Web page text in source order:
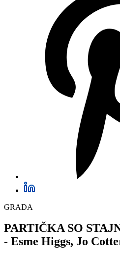
GRADA
PARTIČKA SO
- Esme Higgs, Jo